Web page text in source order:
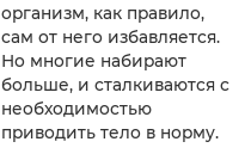
организм, как правило,
сам от него избавляется.
Но многие набирают
больше, и сталкиваются с
необходимостью
приводить тело в норму.